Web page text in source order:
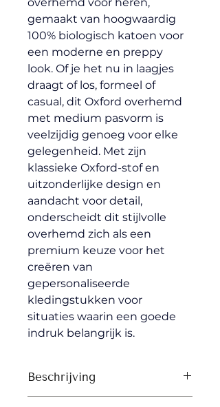
gemaakt van hoogwaardig
100% biologisch katoen voor
een moderne en preppy
look. Of je het nu in laagjes
draagt ​​of los, formeel of
casual, dit Oxford overhemd
met medium pasvorm is
veelzijdig genoeg voor elke
gelegenheid. Met zijn
klassieke Oxford-stof en
uitzonderlijke design en
aandacht voor detail,
onderscheidt dit stijlvolle
overhemd zich als een
premium keuze voor het
creëren van
gepersonaliseerde
kledingstukken voor
situaties waarin een goede
indruk belangrijk is.
Beschrijving